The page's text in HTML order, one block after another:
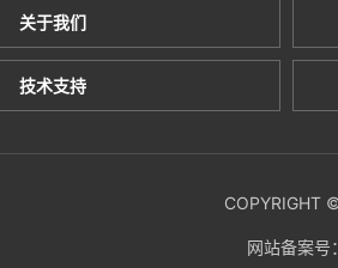
关于我们
技术支持
COPYRIGHT
网站备案